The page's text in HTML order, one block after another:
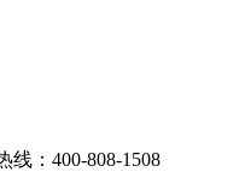
线：400-808-1508